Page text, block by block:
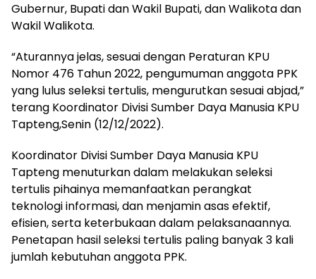
Gubernur, Bupati dan Wakil Bupati, dan Walikota dan
Wakil Walikota.
“Aturannya jelas, sesuai dengan Peraturan KPU
Nomor 476 Tahun 2022, pengumuman anggota PPK
yang lulus seleksi tertulis, mengurutkan sesuai abjad,”
terang Koordinator Divisi Sumber Daya Manusia KPU
Tapteng,Senin (12/12/2022).
Koordinator Divisi Sumber Daya Manusia KPU
Tapteng menuturkan dalam melakukan seleksi
tertulis pihainya memanfaatkan perangkat
teknologi informasi, dan menjamin asas efektif,
efisien, serta keterbukaan dalam pelaksanaannya.
Penetapan hasil seleksi tertulis paling banyak 3 kali
jumlah kebutuhan anggota PPK.